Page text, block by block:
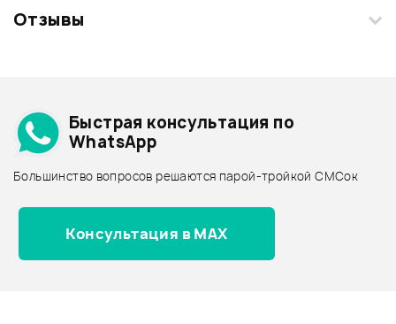
Загрузите свои фотографии купленного товара и получите
Отзывы
Архив товаров - дешевле
Архив товаров - дороже
Все товары STANTON
Архив товаров - новинки
Быстрая консультация по
WhatsApp
Большинство вопросов решаются парой-тройкой СМСок
Консультация в MAX